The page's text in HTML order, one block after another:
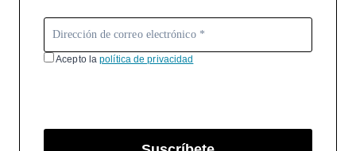
Acepto lapolítica de privacidad